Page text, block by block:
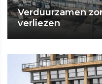
Verduurzamen
verliezen